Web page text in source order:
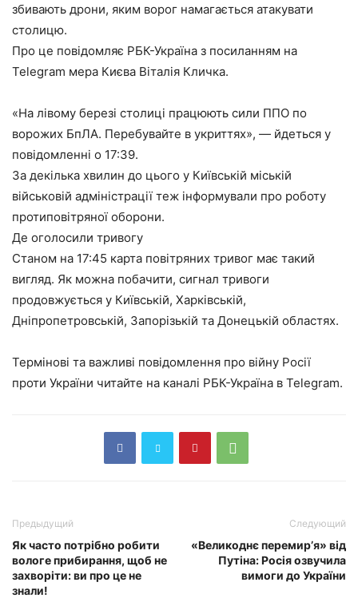
збивають дрони, яким ворог намагається атакувати
столицю.
Про це повідомляє РБК-Україна з посиланням на
Telegram мера Києва Віталія Кличка.
«На лівому березі столиці працюють сили ППО по
ворожих БпЛА. Перебувайте в укриттях», — йдеться у
повідомленні о 17:39.
За декілька хвилин до цього у Київській міській
військовій адміністрації теж інформували про роботу
протиповітряної оборони.
Де оголосили тривогу
Станом на 17:45 карта повітряних тривог має такий
вигляд. Як можна побачити, сигнал тривоги
продовжується у Київській, Харківській,
Дніпропетровській, Запорізькій та Донецькій областях.
Термінові та важливі повідомлення про війну Росії
проти України читайте на каналі РБК-Україна в Telegram.
Предыдущий
Як часто потрібно робити
вологе прибирання, щоб не
захворіти: ви про це не
знали!
Следующий
«Великоднє перемир’я» від
Путіна: Росія озвучила
вимоги до України